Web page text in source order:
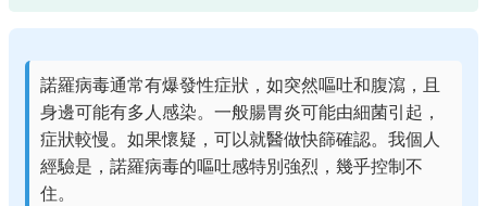
諾羅病毒通常有爆發性症狀，如突然嘔吐和腹瀉，且
身邊可能有多人感染。一般腸胃炎可能由細菌引起，
症狀較慢。如果懷疑，可以就醫做快篩確認。我個人
經驗是，諾羅病毒的嘔吐感特別強烈，幾乎控制不
住。